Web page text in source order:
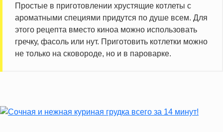
Простые в приготовлении хрустящие котлеты с
ароматными специями придутся по душе всем. Для
этого рецепта вместо киноа можно использовать
гречку, фасоль или нут. Приготовить котлетки можно
не только на сковороде, но и в пароварке.